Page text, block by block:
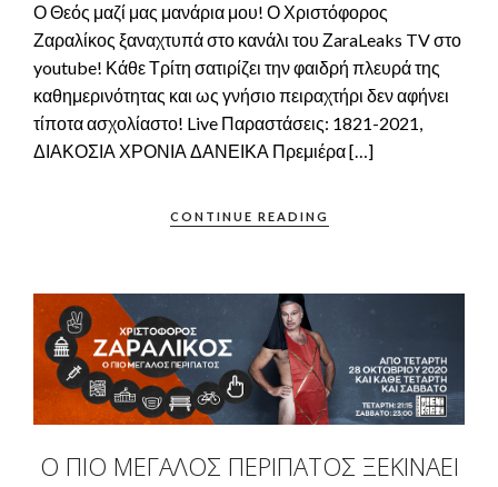
Ο Θεός μαζί μας μανάρια μου! Ο Χριστόφορος
Ζαραλίκος ξαναχτυπά στο κανάλι του ΖaraLeaks TV στο
youtube! Κάθε Τρίτη σατιρίζει την φαιδρή πλευρά της
καθημερινότητας και ως γνήσιο πειραχτήρι δεν αφήνει
τίποτα ασχολίαστο! Live Παραστάσεις: 1821-2021,
ΔΙΑΚΟΣΙΑ ΧΡΟΝΙΑ ΔΑΝΕΙΚΑ Πρεμιέρα […]
CONTINUE READING
Ο ΠΙΟ ΜΕΓΆΛΟΣ ΠΕΡΊΠΑΤΟΣ ΞΕΚΙΝΆΕΙ